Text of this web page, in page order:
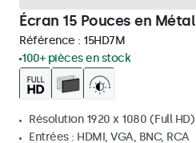
Écran 15 Pouces en Métal
Référence : 15HD7M
100+ pièces en stock
Résolution 1920 x 1080 (Full HD)
Entrées : HDMI, VGA, BNC, RCA